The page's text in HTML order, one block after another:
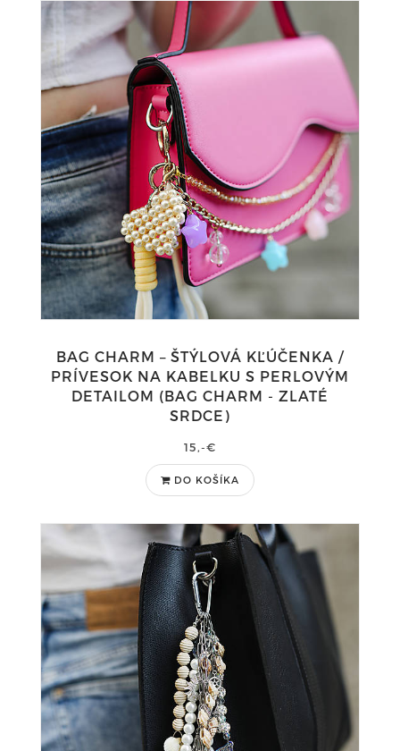
BAG CHARM – ŠTÝLOVÁ KĽÚČENKA /
PRÍVESOK NA KABELKU S PERLOVÝM
DETAILOM (BAG CHARM - ZLATÉ
SRDCE)
15,-€
DO KOŠÍKA